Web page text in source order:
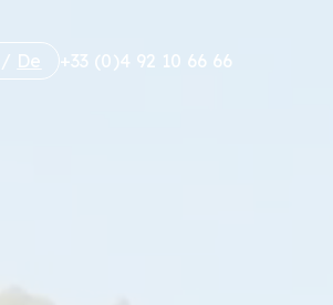
/ De +33 (0)4 92 10 66 66